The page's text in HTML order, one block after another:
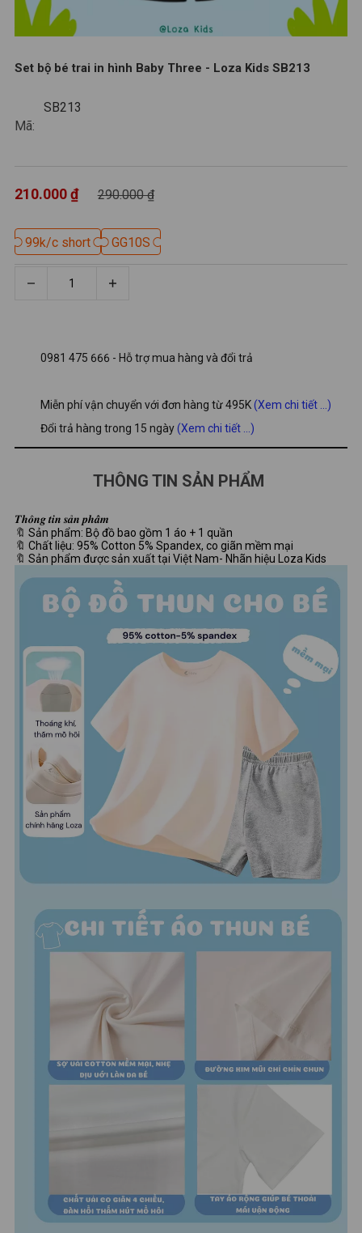
Set bộ bé trai in hình Baby Three - Loza Kids SB213
Mã:
290.000 ₫
210.000 ₫
0981 475 666 - Hỗ trợ mua hàng và đổi trả
Miễn phí vận chuyển với đơn hàng từ 495K(Xem chi tiết ...)
Đổi trả hàng trong 15 ngày(Xem chi tiết ...)
SB213
99k/c short
99k/c short GG10S
GG10S
THÔNG TIN SẢN PHẨM
𝑻𝒉𝒐̂𝒏𝒈 𝒕𝒊𝒏 𝒔𝒂̉𝒏 𝒑𝒉𝒂̂̉𝒎
🔖 Sản phẩm: Bộ đồ bao gồm 1 áo + 1 quần
🔖 Chất liệu: 95% Cotton 5% Spandex, co giãn mềm mại
🔖 Sản phẩm được sản xuất tại Việt Nam- Nhãn hiệu Loza Kids